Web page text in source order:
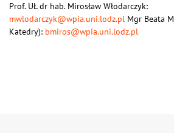
Prof. UŁ dr hab. Mirosław Włodarczyk:
mwlodarczyk@wpia.uni.lodz.pl Mgr Beata
Katedry): bmiros@wpia.uni.lodz.pl